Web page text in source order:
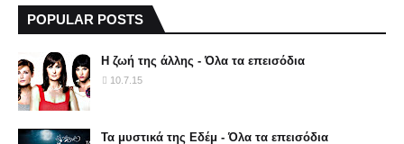
POPULAR POSTS
Η ζωή της άλλης - Όλα τα επεισόδια
10.7.15
Τα μυστικά της Εδέμ - Όλα τα επεισόδια